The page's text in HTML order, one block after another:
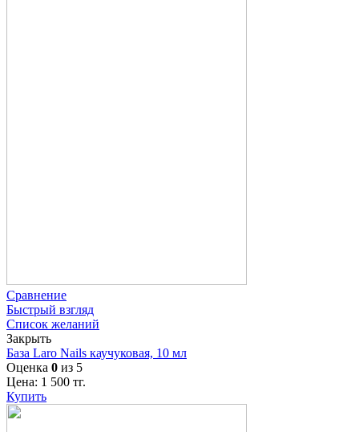
Сравнение
Быстрый взгляд
Список желаний
Закрыть
База Laro Nails каучуковая, 10 мл
Оценка 0 из 5
Цена: 1 500 тг.
Купить